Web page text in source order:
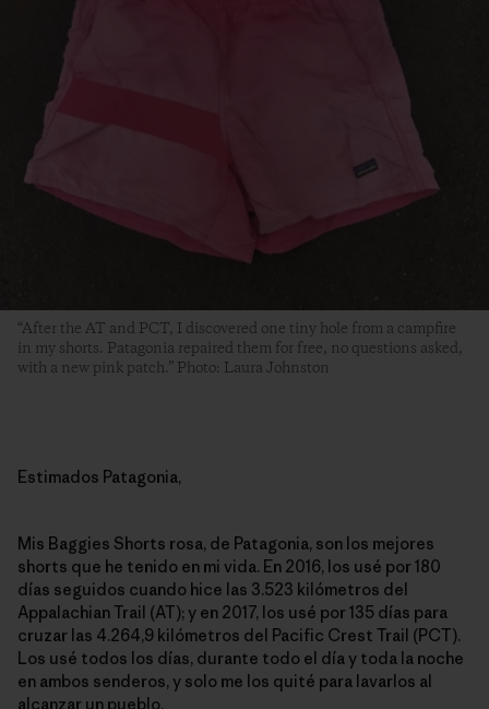
“After the AT and PCT, I discovered one tiny hole from a campfire
in my shorts. Patagonia repaired them for free, no questions asked,
with a new pink patch.” Photo: Laura Johnston
Estimados Patagonia,
Mis Baggies Shorts rosa, de Patagonia, son los mejores
shorts que he tenido en mi vida. En 2016, los usé por 180
días seguidos cuando hice las 3.523 kilómetros del
Appalachian Trail (AT); y en 2017, los usé por 135 días para
cruzar las 4.264,9 kilómetros del Pacific Crest Trail (PCT).
Los usé todos los días, durante todo el día y toda la noche
en ambos senderos, y solo me los quité para lavarlos al
alcanzar un pueblo.